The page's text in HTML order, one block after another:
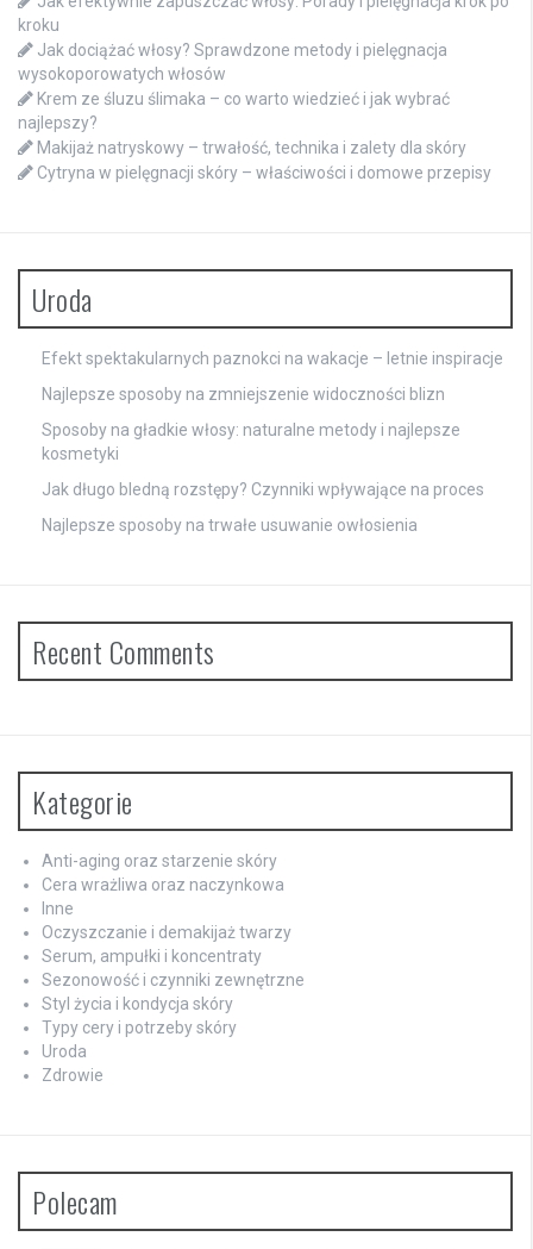
kroku
Jak dociążać włosy? Sprawdzone metody i pielęgnacja
wysokoporowatych włosów
Krem ze śluzu ślimaka – co warto wiedzieć i jak wybrać
najlepszy?
Makijaż natryskowy – trwałość, technika i zalety dla skóry
Cytryna w pielęgnacji skóry – właściwości i domowe przepisy
Uroda
Efekt spektakularnych paznokci na wakacje – letnie inspiracje
Najlepsze sposoby na zmniejszenie widoczności blizn
Sposoby na gładkie włosy: naturalne metody i najlepsze
kosmetyki
Jak długo bledną rozstępy? Czynniki wpływające na proces
Najlepsze sposoby na trwałe usuwanie owłosienia
Recent Comments
Kategorie
Anti-aging oraz starzenie skóry
Cera wrażliwa oraz naczynkowa
Inne
Oczyszczanie i demakijaż twarzy
Serum, ampułki i koncentraty
Sezonowość i czynniki zewnętrzne
Styl życia i kondycja skóry
Typy cery i potrzeby skóry
Uroda
Zdrowie
Polecam